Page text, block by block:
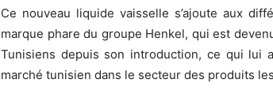
Ce nouveau liquide vaisselle s’ajoute aux
marque phare du groupe Henkel, qui est
Tunisiens depuis son introduction, ce qui lui
marché tunisien dans le secteur des produits